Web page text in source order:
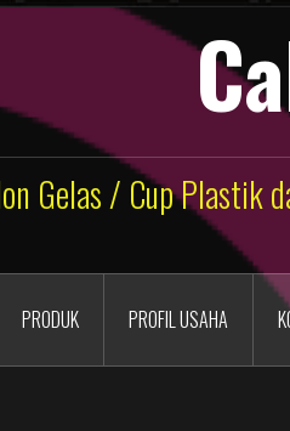
Gelas / Cup Plastik
PRODUK PROFIL USAHA